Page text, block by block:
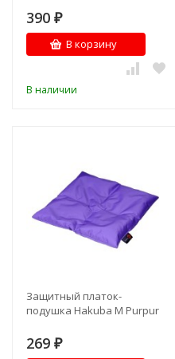
390 ₽
В корзину
В наличии
Защитный платок-
подушка Hakuba M Purpur
269 ₽